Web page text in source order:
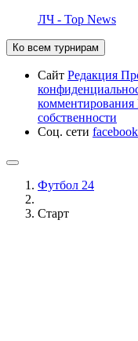
ЛЧ - Top News
Ко всем турнирам
Сайт Редакция
комментирования
собственности
Соц. сети facebook
Футбол 24
Старт